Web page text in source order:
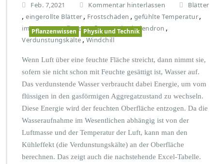
Feb. 7,2021 Kommentar hinterlassen Blätter
, eingerollte Blätter , Frostschäden , gefühlte Temperatur,
immergrüne Pflanze,Pflanze,Rhododendron ,
Verdunstungskälte,Windchill
Pflanzenwissen Physik und Technik
Wenn Luft über eine feuchte Fläche streicht, dann nimmt sie,
sofern sie nicht schon mit Feuchte gesättigt ist, Wasser auf.
Das verdunstende Wasser verbraucht dabei Energie, um vom
flüssigen in den gasförmigen Aggregatzustand zu wechseln.
Diese Energie wird der feuchten Oberfläche entzogen. Da die
Wasseraufnahme im Wesentlichen abhängig ist von der
Luftmasse und der Temperatur der Luft, kann man den
Kühleffekt (die Verdunstungskälte) an der Oberfläche
berechnen. Das zeigt auch die nachstehende Excel-Tabelle.